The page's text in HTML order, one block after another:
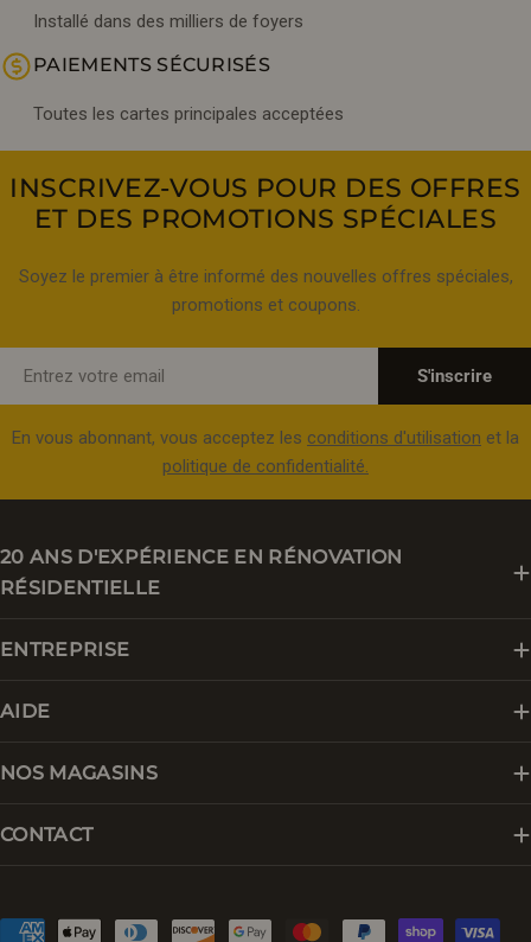
Installé dans des milliers de foyers
PAIEMENTS SÉCURISÉS
Toutes les cartes principales acceptées
INSCRIVEZ-VOUS POUR DES OFFRES
ET DES PROMOTIONS SPÉCIALES
Soyez le premier à être informé des nouvelles offres spéciales,
promotions et coupons.
S'inscrire
En vous abonnant, vous acceptez les conditions d'utilisation et la
politique de confidentialité.
20 ANS D'EXPÉRIENCE EN RÉNOVATION
RÉSIDENTIELLE
ENTREPRISE
AIDE
NOS MAGASINS
CONTACT
Modes